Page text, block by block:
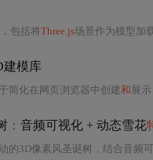
包括将Three.js场景作为模型加
建模库
简化在网页浏览器中创建和 展示 3D
： 音频可视化 + 动态雪花
的3D像素风圣诞树，结合音频